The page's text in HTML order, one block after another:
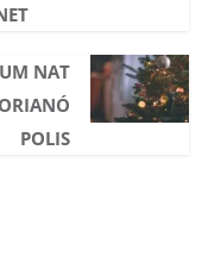
NAT
POLIS